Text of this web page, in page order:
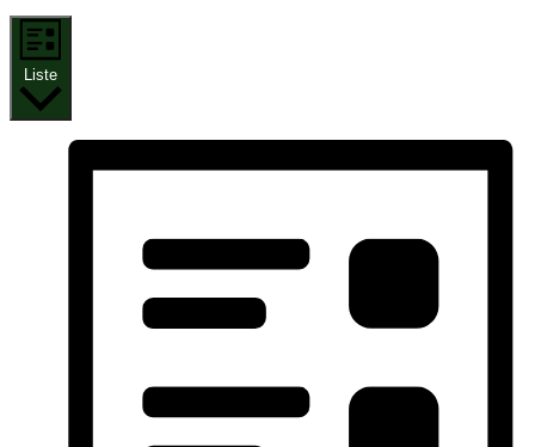
Liste